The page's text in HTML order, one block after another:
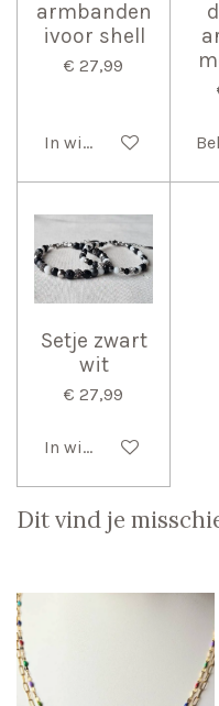
armbanden
ivoor shell
€ 27,99
In winkelwagen
Setje zwart
wit
€ 27,99
In winkelwagen
Dit vind je